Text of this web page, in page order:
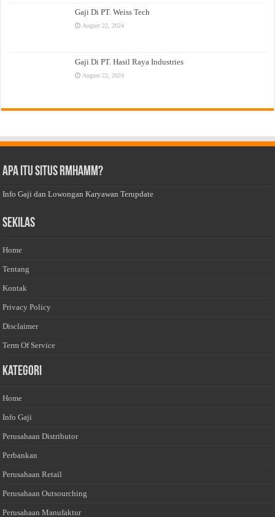
Gaji Di PT. Weiss Tech
August 22, 2024
Gaji Di PT. Hasil Raya Industries
August 22, 2024
Apa Itu Situs Rmhamm?
Info Gaji dan Lowongan Karyawan Terupdate
Sekilas
Home
Tentang
Kontak
Privacy Policy
Disclaimer
Term Of Service
Kategori
Home
Info Gaji
Perusahaan Distributor
Perbankan
Perusahaan Retail
Perusahaan Outsourching
Perusahaan Manufaktur